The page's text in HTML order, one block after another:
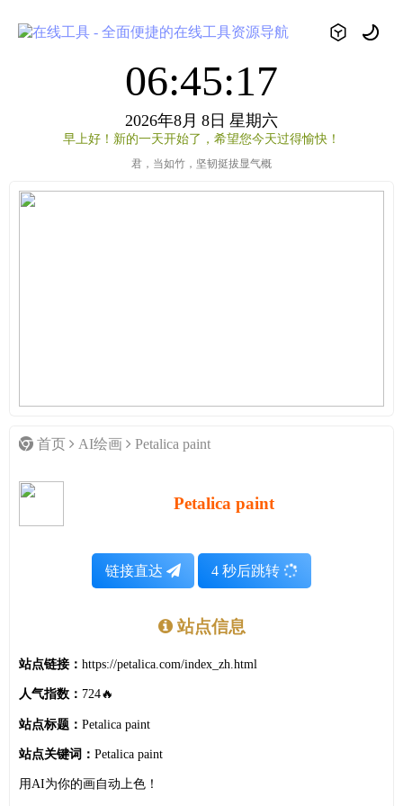
06:45:17
2026年8月 8日 星期六
早上好！新的一天开始了，希望您今天过得愉快！
君，当如竹，坚韧挺拔显气概
首页 AI绘画 Petalica paint
Petalica paint
链接直达 4 秒后跳转
站点信息
站点链接： https://petalica.com/index_zh.html
人气指数： 724🔥
站点标题： Petalica paint
站点关键词： Petalica paint
用AI为你的画自动上色！